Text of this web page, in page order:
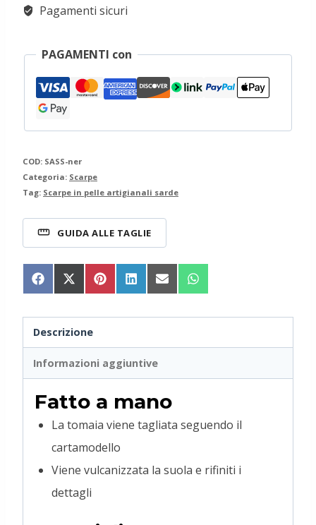
neraPagamenti sicuri
PAGAMENTI con
COD: SASS-ner
Categoria: Scarpe
Tag: Scarpe in pelle artigianali sarde
GUIDA ALLE TAGLIE
Share
on
Share
on
(Twitter)
Share
on
Share
on
Share
on
Share
on
Descrizione
Informazioni aggiuntive
Fatto a mano
La tomaia viene tagliata seguendo il
cartamodello
Viene vulcanizzata la suola e rifiniti i
dettagli